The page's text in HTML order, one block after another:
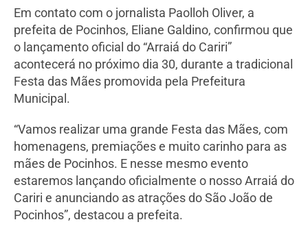
Em contato com o jornalista Paolloh Oliver, a
prefeita de Pocinhos, Eliane Galdino, confirmou que
o lançamento oficial do “Arraiá do Cariri”
acontecerá no próximo dia 30, durante a tradicional
Festa das Mães promovida pela Prefeitura
Municipal.
“Vamos realizar uma grande Festa das Mães, com
homenagens, premiações e muito carinho para as
mães de Pocinhos. E nesse mesmo evento
estaremos lançando oficialmente o nosso Arraiá do
Cariri e anunciando as atrações do São João de
Pocinhos”, destacou a prefeita.